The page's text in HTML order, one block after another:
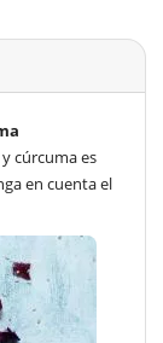
cúrcuma es
en cuenta el